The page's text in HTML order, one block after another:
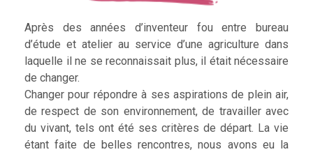
Après des années d’inventeur fou entre bureau
d’étude et atelier au service d’une agriculture dans
laquelle il ne se reconnaissait plus, il était nécessaire
de changer.
Changer pour répondre à ses aspirations de plein air,
de respect de son environnement, de travailler avec
du vivant, tels ont été ses critères de départ. La vie
étant faite de belles rencontres, nous avons eu la